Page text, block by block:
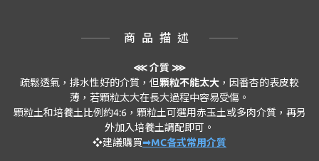
商品描述
⋘介質 ⋙
疏鬆透氣，排水性好的介質，但顆粒不能太大 ，因番杏的表皮較
薄，若顆粒太大在長大過程中容易受傷。
顆粒土和培養土比例約4:6，顆粒土可選用赤玉土或多肉介質，再另
外加入培養土調配即可。
❖建議購買➟MC各式常用介質